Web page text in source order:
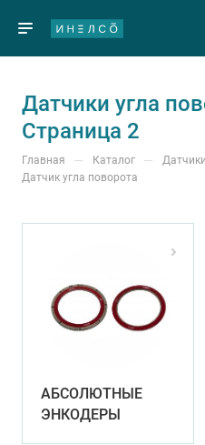
Датчики угла
Страница 2
Главная — Каталог —
Датчик угла поворота
АБСОЛЮТНЫЕ
ЭНКОДЕРЫ